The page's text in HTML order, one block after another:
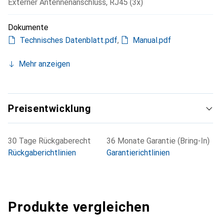
Externer Antennenanschluss, RJ45 (3x)
Dokumente
Technisches Datenblatt.pdf, Manual.pdf
Mehr anzeigen
Preisentwicklung
30 Tage Rückgaberecht
Rückgaberichtlinien
36 Monate Garantie (Bring-In)
Garantierichtlinien
Produkte vergleichen